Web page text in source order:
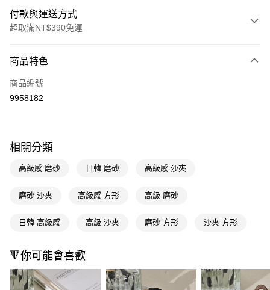
付款與運送方式
超取滿NT$390免運
POYA支付
信用卡一次付款
悠遊付
Google Pay
相關說明
【關於「AFTEE先享後付」】
AFTEE先享後付是「在收到商品之後才付款」的支付方式。 讓您購物簡單
即享券
商品特色
商品編號
9958182
相關分類
高級感 磨砂 日韓 磨砂 高級感 沙夾
磨砂 沙夾 高級感 方形 高級 磨砂
日韓 高級感 高級 沙夾 磨砂 方形 沙夾 方形
🔻你可能會喜歡